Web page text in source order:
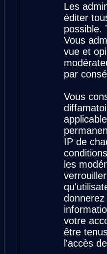
Les
éditer
possible.
Vous
vue et
par
Vous
IP de
les
votre
être
l'accès